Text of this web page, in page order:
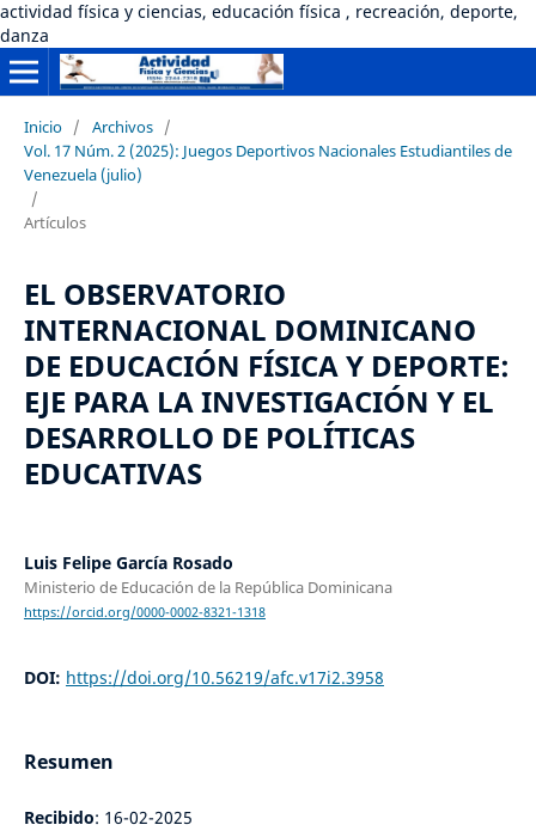
actividad física y ciencias, educación física , recreación, deporte,
danza
Inicio / Archivos /
Vol. 17 Núm. 2 (2025): Juegos Deportivos Nacionales Estudiantiles de
Venezuela (julio)
/
Artículos
EL OBSERVATORIO
INTERNACIONAL DOMINICANO
DE EDUCACIÓN FÍSICA Y DEPORTE:
EJE PARA LA INVESTIGACIÓN Y EL
DESARROLLO DE POLÍTICAS
EDUCATIVAS
Luis Felipe García Rosado
Ministerio de Educación de la República Dominicana
https://orcid.org/0000-0002-8321-1318
DOI: https://doi.org/10.56219/afc.v17i2.3958
Resumen
Recibido: 16-02-2025